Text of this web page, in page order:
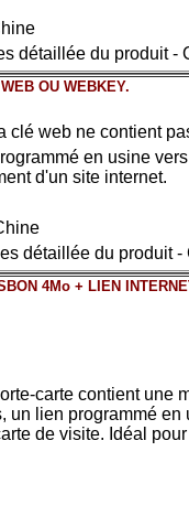
détaillée du produit -
OU WEBKEY.
clé web ne contient
en usine
d'un site internet.
détaillée du produit -
4Mo + LIEN
carte contient une
un lien programmé
de visite. Idéal